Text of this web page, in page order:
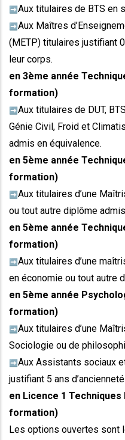
➡️ Aux titulaires de BTS en
➡️ Aux Maîtres
(METP) titulaires justifiant
leur corps.
en 3ème année
formation)
➡️ Aux titulaires de DUT,
Génie Civil, Froid et
admis en équivalence.
en 5ème année
formation)
➡️ Aux titulaires d’une
ou tout autre diplôme
en 5ème année
formation)
➡️ Aux titulaires d’une
en économie ou tout autre
en 5ème année
formation)
➡️ Aux titulaires d’une
Sociologie ou de
➡️ Aux Assistants sociaux
justifiant 5 ans d’ancienneté
en Licence 1
formation)
Les options ouvertes sont